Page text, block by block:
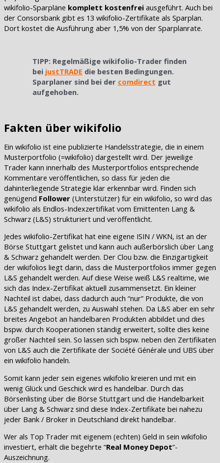
wikifolio-Sparpläne komplett kostenfrei ausgeführt. Auch bei
der Consorsbank gibt es 13 wikifolio-Zertifikate als Sparplan.
Dort kostet die Ausführung aber 1,5% von der Sparplanrate.
TIPP: Regelmäßige wikifolio-Trader finden
bei justTRADE die besten Bedingungen.
Sparplaner sind bei der comdirect gut
aufgehoben.
Fakten über wikifolio
Ein wikifolio ist eine publizierte Handelsstrategie, die in einem
Musterportfolio (=wikifolio) dargestellt wird. Der jeweilige
Trader kann innerhalb des Musterportfolios entsprechende
Kommentare veröffentlichen, so dass für jeden die
dahinterliegende Strategie klar erkennbar wird. Finden sich
genügend Follower (Unterstützer) für ein wikifolio, so wird das
wikifolio als Endlos-Indexzertifikat vom Emittenten Lang &
Schwarz (L&S) strukturiert und veröffentlicht.
Jedes wikifolio-Zertifikat hat eine eigene ISIN / WKN, ist an der
Börse Stuttgart gelistet und kann auch außerbörslich über Lang
& Schwarz gehandelt werden. Der Clou bzw. die Einzigartigkeit
der wikifolios liegt darin, dass die Musterportfolios immer gegen
L&S gehandelt werden. Auf diese Weise weiß L&S realtime, wie
sich das Index-Zertifikat aktuell zusammensetzt. Ein kleiner
Nachteil ist dabei, dass dadurch auch “nur” Produkte, die von
L&S gehandelt werden, zu Auswahl stehen. Da L&S aber ein sehr
breites Angebot an handelbaren Produkten abbildet und dies
bspw. durch Kooperationen ständig erweitert, sollte dies keine
großer Nachteil sein. So lassen sich bspw. neben den Zertifikaten
von L&S auch die Zertifikate der Société Générale und UBS über
ein wikifolio handeln.
Somit kann jeder sein eigenes wikifolio kreieren und mit ein
wenig Glück und Geschick wird es handelbar. Durch das
Börsenlisting über die Börse Stuttgart und die Handelbarkeit
über Lang & Schwarz sind diese Index-Zertifikate bei nahezu
jeder Bank / Broker in Deutschland direkt handelbar.
Wer als Top Trader mit eigenem (echten) Geld in sein wikifolio
investiert, erhält die begehrte “Real Money Depot“-
Auszeichnung.